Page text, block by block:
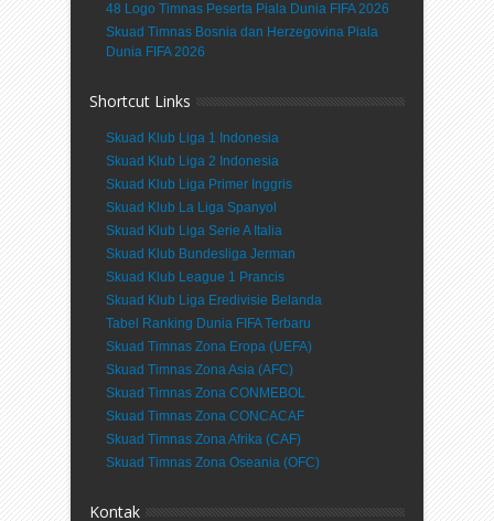
48 Logo Timnas Peserta Piala Dunia FIFA 2026
Skuad Timnas Bosnia dan Herzegovina Piala
Dunia FIFA 2026
Shortcut Links
Skuad Klub Liga 1 Indonesia
Skuad Klub Liga 2 Indonesia
Skuad Klub Liga Primer Inggris
Skuad Klub La Liga Spanyol
Skuad Klub Liga Serie A Italia
Skuad Klub Bundesliga Jerman
Skuad Klub League 1 Prancis
Skuad Klub Liga Eredivisie Belanda
Tabel Ranking Dunia FIFA Terbaru
Skuad Timnas Zona Eropa (UEFA)
Skuad Timnas Zona Asia (AFC)
Skuad Timnas Zona CONMEBOL
Skuad Timnas Zona CONCACAF
Skuad Timnas Zona Afrika (CAF)
Skuad Timnas Zona Oseania (OFC)
Kontak